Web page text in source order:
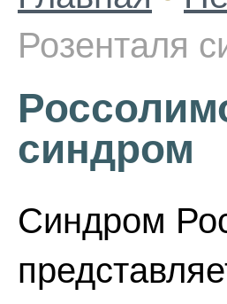
Розенталя
синдром
Синдром